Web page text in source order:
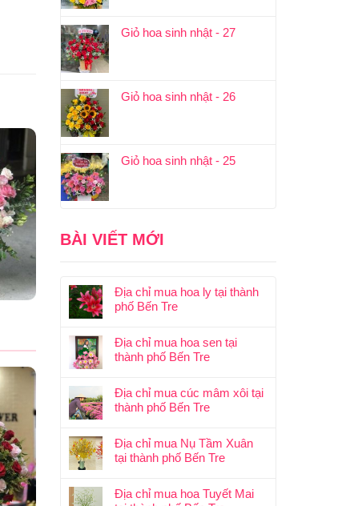
Giỏ hoa sinh nhật - 27
Giỏ hoa sinh nhật - 26
Giỏ hoa sinh nhật - 25
BÀI VIẾT MỚI
Địa chỉ mua hoa ly tại thành
phố Bến Tre
Địa chỉ mua hoa sen tại
thành phố Bến Tre
Địa chỉ mua cúc mâm xôi tại
thành phố Bến Tre
Địa chỉ mua Nụ Tầm Xuân
tại thành phố Bến Tre
Địa chỉ mua hoa Tuyết Mai